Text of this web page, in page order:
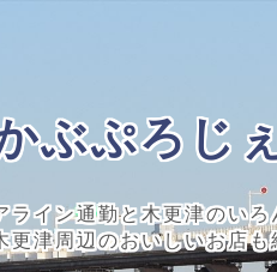
ぶぷろじ
ライン通勤と木更津のい
更津周辺のおいしいお店